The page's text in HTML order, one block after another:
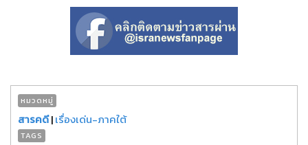
หมวดหมู่
สารคดี|เรื่องเด่น-ภาคใต้
TAGS